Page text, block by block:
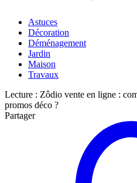
Astuces
Décoration
Déménagement
Jardin
Maison
Travaux
Lecture : Zôdio vente en ligne :
promos déco ?
Partager